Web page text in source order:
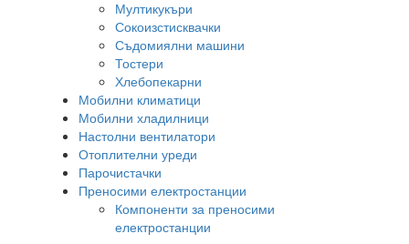
Мултикукъри
Сокоизстисквачки
Съдомиялни машини
Тостери
Хлебопекарни
Мобилни климатици
Мобилни хладилници
Настолни вентилатори
Отоплителни уреди
Парочистачки
Преносими електростанции
Компоненти за преносими
електростанции